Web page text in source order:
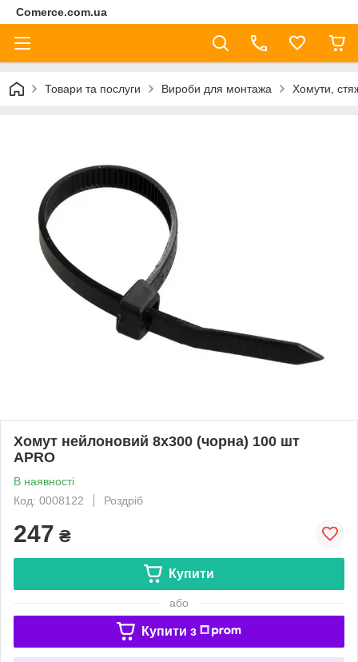
Comerce.com.ua
Товари та послуги Вироби для монтажа Хомути,
Хомут нейлоновий 8х300 (чорна) 100 шт
APRO
В наявності
Код: 0008122
Роздріб
247 ₴
Купити
або
Купити з